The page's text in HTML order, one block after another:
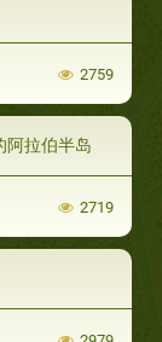
2759
阿拉伯半岛
2719